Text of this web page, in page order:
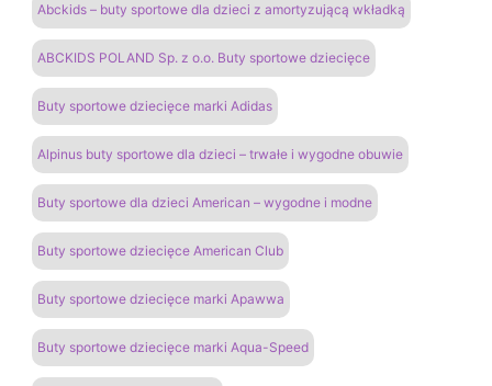
Abckids – buty sportowe dla dzieci z amortyzującą wkładką
ABCKIDS POLAND Sp. z o.o. Buty sportowe dziecięce
Buty sportowe dziecięce marki Adidas
Alpinus buty sportowe dla dzieci – trwałe i wygodne obuwie
Buty sportowe dla dzieci American – wygodne i modne
Buty sportowe dziecięce American Club
Buty sportowe dziecięce marki Apawwa
Buty sportowe dziecięce marki Aqua-Speed